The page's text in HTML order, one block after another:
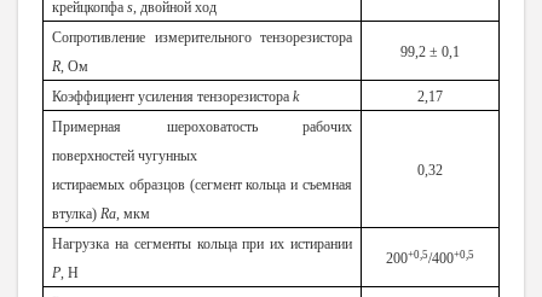
крейцкопфа s, двойной ход
Сопротивление измерительного тензорезистора
R, Ом
99,2 ± 0,1
Коэффициент усиления тензорезистора k
2,17
Примерная шероховатость рабочих
поверхностей чугунных
истираемых образцов (сегмент кольца и съемная
втулка) Ra, мкм
0,32
Нагрузка на сегменты кольца при их истирании
Р, Н
200+0,5/400+0,5